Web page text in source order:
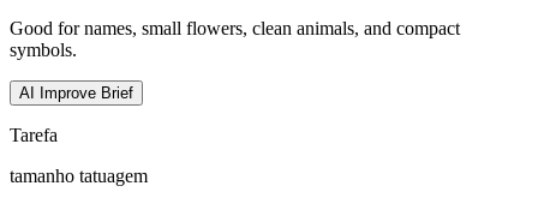
Good for names, small flowers, clean animals, and compact
symbols.
AI Improve Brief
Tarefa
tamanho tatuagem